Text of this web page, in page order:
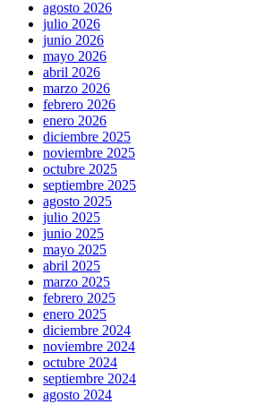
agosto 2026
julio 2026
junio 2026
mayo 2026
abril 2026
marzo 2026
febrero 2026
enero 2026
diciembre 2025
noviembre 2025
octubre 2025
septiembre 2025
agosto 2025
julio 2025
junio 2025
mayo 2025
abril 2025
marzo 2025
febrero 2025
enero 2025
diciembre 2024
noviembre 2024
octubre 2024
septiembre 2024
agosto 2024